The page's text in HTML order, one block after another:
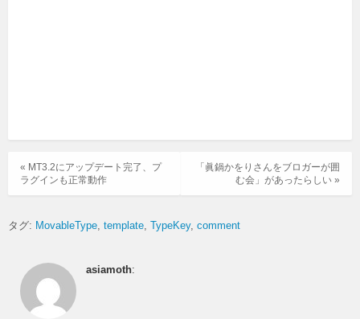
「眞鍋かをりさんをブロガーが囲
む会」があったらしい »
« MT3.2にアップデート完了、プ
ラグインも正常動作
タグ: MovableType template TypeKey comment
asiamoth: